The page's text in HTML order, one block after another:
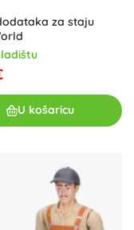
za staju
U košaricu